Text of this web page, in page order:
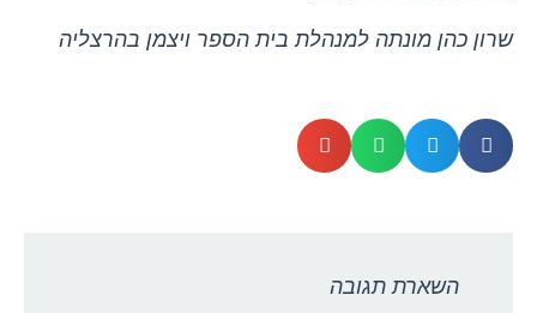
שרון כהן מונתה למנהלת בית הספר ויצמן בהרצליה
השארת תגובה